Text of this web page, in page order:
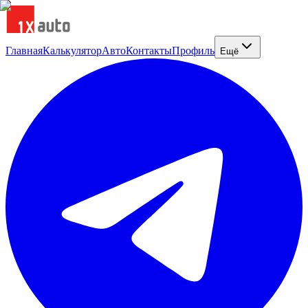
ГлавнаяКалькуляторАвтоКонтактыПрофиль Ещё